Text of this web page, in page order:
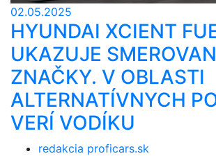
02.05.2025
HYUNDAI XCIENT
UKAZUJE
ZNAČKY. V OBLASTI
ALTERNATÍVNYCH
VERÍ VODÍKU
redakcia proficars.sk